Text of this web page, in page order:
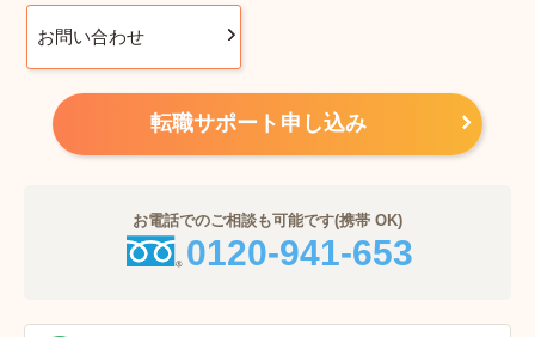
お問い合わせ
転職サポート申し込み
お電話でのご相談も可能です(携帯 OK)
0120-941-653